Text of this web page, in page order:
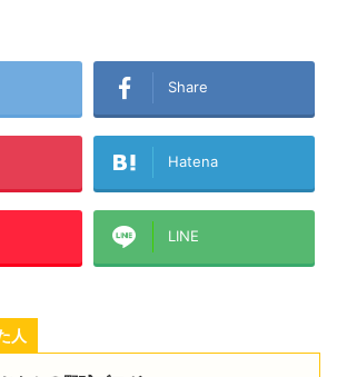
Share
Hatena
LINE
人